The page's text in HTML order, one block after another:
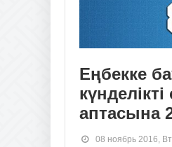
Еңбекке
аптасына
08 ноябрь 2016,